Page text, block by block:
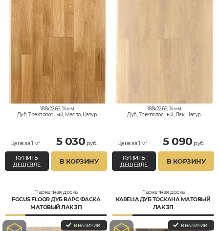
188x2266, 14мм
Дуб, Трехполосный, Масло, Натур
Цена за 1 м² 5 030 руб.
КУПИТЬ
ДЕШЕВЛЕ
В КОРЗИНУ
188x2266, 14мм
Дуб, Трехполосный, Лак, Натур
Цена за 1 м² 5 090 руб.
КУПИТЬ
ДЕШЕВЛЕ
В КОРЗИНУ
Паркетная доска
FOCUS FLOOR ДУБ ВАРС ФАСКА
МАТОВЫЙ ЛАК 3П
В НАЛИЧИИ
Паркетная доска
KARELIA ДУБ ТОСКАНА МАТОВЫЙ
ЛАК 3П
В НАЛИЧИИ